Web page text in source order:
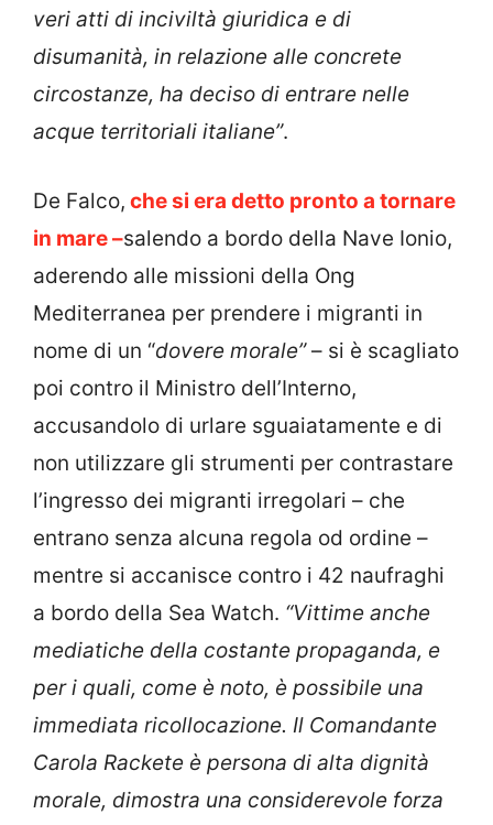
veri atti di inciviltà giuridica e di
disumanità, in relazione alle concrete
circostanze, ha deciso di entrare nelle
acque territoriali italiane”.
De Falco, che si era detto pronto a tornare
in mare –salendo a bordo della Nave Ionio,
aderendo alle missioni della Ong
Mediterranea per prendere i migranti in
nome di un “dovere morale”– si è scagliato
poi contro il Ministro dell’Interno,
accusandolo di urlare sguaiatamente e di
non utilizzare gli strumenti per contrastare
l’ingresso dei migranti irregolari – che
entrano senza alcuna regola od ordine –
mentre si accanisce contro i 42 naufraghi
a bordo della Sea Watch. “Vittime anche
mediatiche della costante propaganda, e
per i quali, come è noto, è possibile una
immediata ricollocazione. Il Comandante
Carola Rackete è persona di alta dignità
morale, dimostra una considerevole forza